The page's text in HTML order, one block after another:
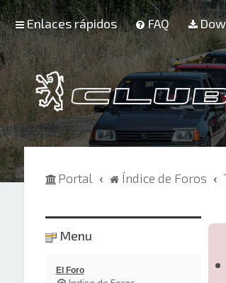
Enlaces rápidos FAQ
Portal Índice de Foros
Menu
El Foro